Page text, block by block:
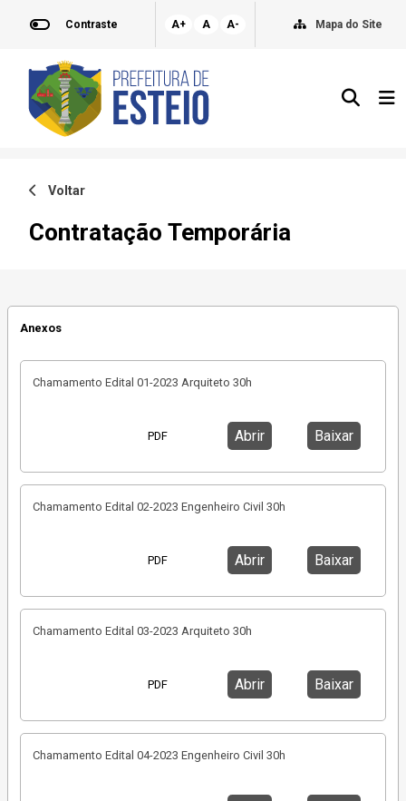
Contraste A+ A A- Mapa do Site
Voltar
Contratação Temporária
Anexos
Chamamento Edital 01-2023 Arquiteto 30h
PDF Abrir Baixar
Chamamento Edital 02-2023 Engenheiro Civil 30h
PDF Abrir Baixar
Chamamento Edital 03-2023 Arquiteto 30h
PDF Abrir Baixar
Chamamento Edital 04-2023 Engenheiro Civil 30h